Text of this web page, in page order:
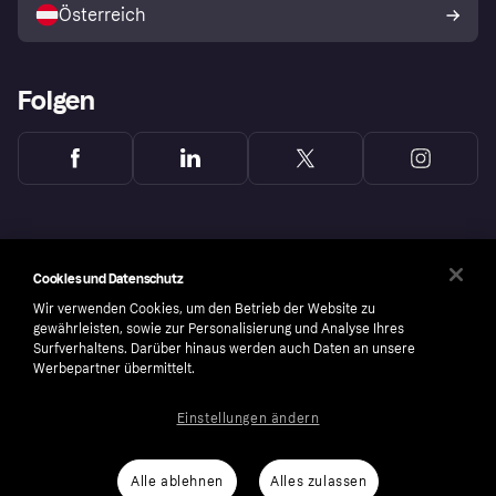
Österreich
Folgen
number: 556737-0431
Cookies und Datenschutz
Wir verwenden Cookies, um den Betrieb der Website zu
gewährleisten, sowie zur Personalisierung und Analyse Ihres
Surfverhaltens. Darüber hinaus werden auch Daten an unsere
Werbepartner übermittelt.
Alle ablehnen Alles zulassen
Einstellungen ändern